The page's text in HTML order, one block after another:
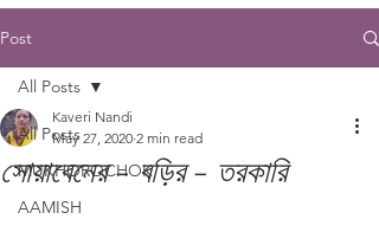
Post
All Posts
MUKHOROCHOK
AAMISH
All Posts
সোয়াবেনের - বড়ির - তরকারি
Kaveri Nandi
May 27, 2020 2 min read